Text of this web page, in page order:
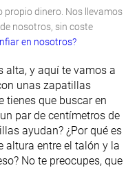
dinero. Nos llevamos
nosotros, sin coste
en nosotros?
alta, y aquí te vamos a
unas zapatillas
tienes que buscar en
par de centímetros de
ayudan? ¿Por qué es
altura entre el talón y la
No te preocupes, que